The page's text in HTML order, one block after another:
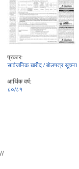
प्रकार:
सार्वजनिक खरीद / बोलपत्र सूचना
आर्थिक वर्ष:
८०/८१
//